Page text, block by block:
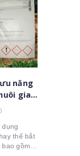
năng
gia
thế bắt
gồm